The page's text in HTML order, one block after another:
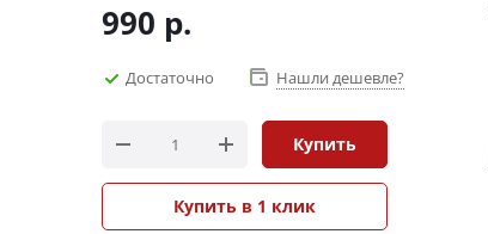
990 р.
Достаточно Нашли дешевле?
Купить
Купить в 1 клик